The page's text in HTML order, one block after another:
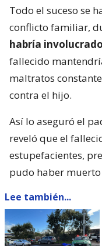
Todo el suceso se
conflicto familiar,
habría
fallecido
maltratos
contra el hijo.
Así lo aseguró el
reveló que el
estupefacientes,
pudo haber
Lee también...